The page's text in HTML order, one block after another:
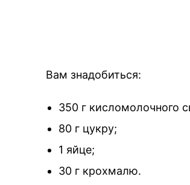
Вам знадобиться:
350 г кисломолочного
80 г цукру;
1 яйце;
30 г крохмалю.